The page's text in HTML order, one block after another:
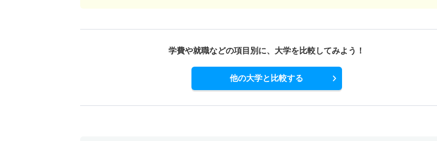
学費や就職などの項目別に、 大学を比較してみよう！
他の大学と比較する